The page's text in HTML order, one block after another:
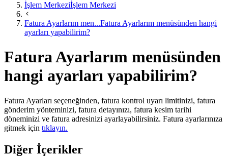
İşlem Merkeziİşlem Merkezi
Fatura Ayarlarım men...Fatura Ayarlarım menüsünden hangi
ayarları yapabilirim?
Fatura Ayarlarım menüsünden
hangi ayarları yapabilirim?
​​Fatura Ayarları seçeneğinden, fatura kontrol uyarı limitinizi, fatura
gönderim yönteminizi, fatura detayınızı, fatura kesim tarihi
döneminizi ve fatura adresinizi ayarlayabilirsiniz. Fatura ayarlarınıza
gitmek için tıklayın.​​
Diğer İçerikler